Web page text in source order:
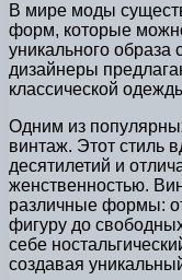
В мире моды
форм, которые
уникального
дизайнеры
классической
Одним из
винтаж. Этот стиль
десятилетий и
женственностью.
различные формы:
фигуру до
себе
создавая